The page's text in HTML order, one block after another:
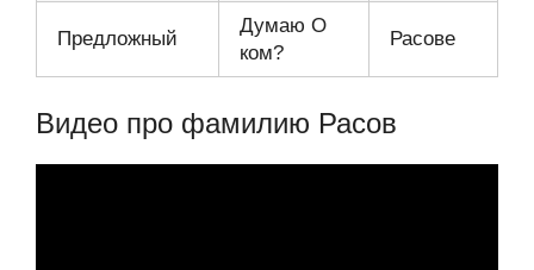
Предложный
Думаю О
ком?
Расове
Видео про фамилию Расов